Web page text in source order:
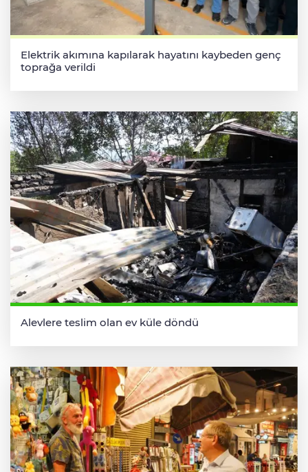
Elektrik akımına kapılarak hayatını kaybeden genç
toprağa verildi
Alevlere teslim olan ev küle döndü